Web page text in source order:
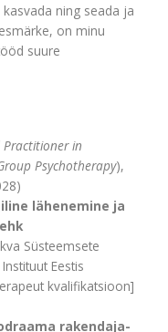
ning seada ja
on minu
suure
Practitioner in
Psychotherapy),
lähenemine ja
Süsteemsete
Eestis
kvalifikatsioon]
rakendaja-